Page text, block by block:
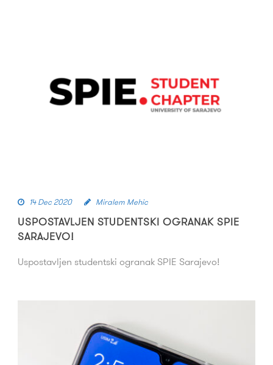
14 Dec 2020 Miralem Mehic
USPOSTAVLJEN STUDENTSKI OGRANAK SPIE
SARAJEVO!
Uspostavljen studentski ogranak SPIE Sarajevo!